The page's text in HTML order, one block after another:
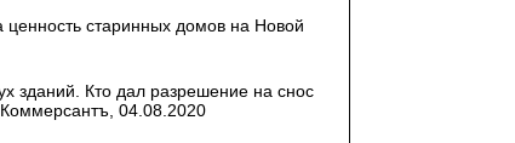
ценность старинных домов на Новой
зданий. Кто дал разрешение на снос
Коммерсантъ, 04.08.2020